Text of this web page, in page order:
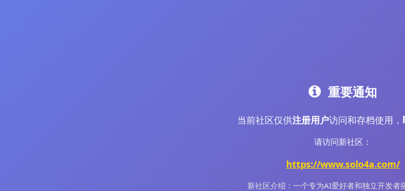
重要通知
当前社区仅供注册用户访问和存档使用，
请访问新社区：
https://www.solo4a.com/
新社区介绍：一个专为AI爱好者和独立开发者